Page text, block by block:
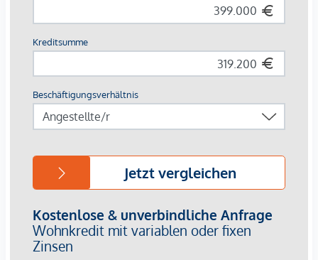
Die Lage:
Die Lage überzeugt mit kurzen Wegen und hoher
Alltagstauglichkeit. Für Wege mit dem Fahrrad bietet der
ca. 10 Minuten mit dem Rad erreichbar. Attraktive Geh- und
Radverbindungen machen das Umfeld zusätzlich besonders
Die öffentliche Verkehrsanbindung ist ebenfalls sehr gut:
Über die Straßenbahnlinie 4 bestehen direkte
Hauptbahnhof, Hauptplatz/Congress und Jakominiplatz. Der
Graz Hauptbahnhof ist in rund 5 Minuten, der